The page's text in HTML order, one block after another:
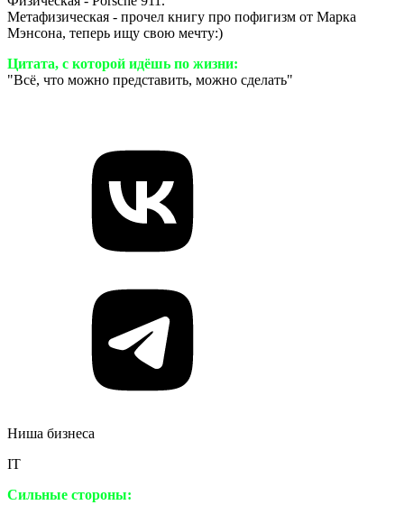
Метафизическая - прочел книгу про пофигизм от Марка
Мэнсона, теперь ищу свою мечту:)
Цитата, с которой идёшь по жизни:
"Всё, что можно представить, можно сделать"
Ниша бизнеса
IT
Сильные стороны: